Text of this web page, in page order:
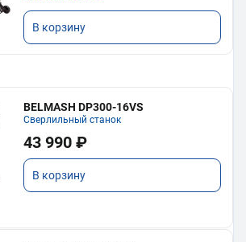
В корзину
BELMASH DP300-16VS
Сверлильный станок
43 990 ₽
В корзину